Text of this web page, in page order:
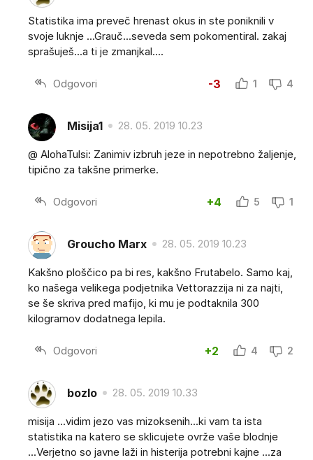
Statistika ima preveč hrenast okus in ste poniknili v
svoje luknje ...Grauč...seveda sem pokomentiral. zakaj
sprašuješ...a ti je zmanjkal....
Odgovori -3 1 4
Misija1 28. 05. 2019 10.23
@ AlohaTulsi: Zanimiv izbruh jeze in nepotrebno žaljenje,
tipično za takšne primerke.
Odgovori +4 5 1
Groucho Marx 28. 05. 2019 10.23
Kakšno ploščico pa bi res, kakšno Frutabelo. Samo kaj,
ko našega velikega podjetnika Vettorazzija ni za najti,
se še skriva pred mafijo, ki mu je podtaknila 300
kilogramov dodatnega lepila.
Odgovori +2 4 2
bozlo 28. 05. 2019 10.33
misija ...vidim jezo vas mizoksenih...ki vam ta ista
statistika na katero se sklicujete ovrže vaše blodnje
...Verjetno so javne laži in histerija potrebni kajne ...za